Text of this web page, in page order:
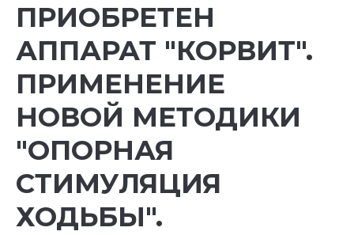
ПРИОБРЕТЕН
АППАРАТ "КОРВИТ".
ПРИМЕНЕНИЕ
НОВОЙ МЕТОДИКИ
"ОПОРНАЯ
СТИМУЛЯЦИЯ
ХОДЬБЫ".